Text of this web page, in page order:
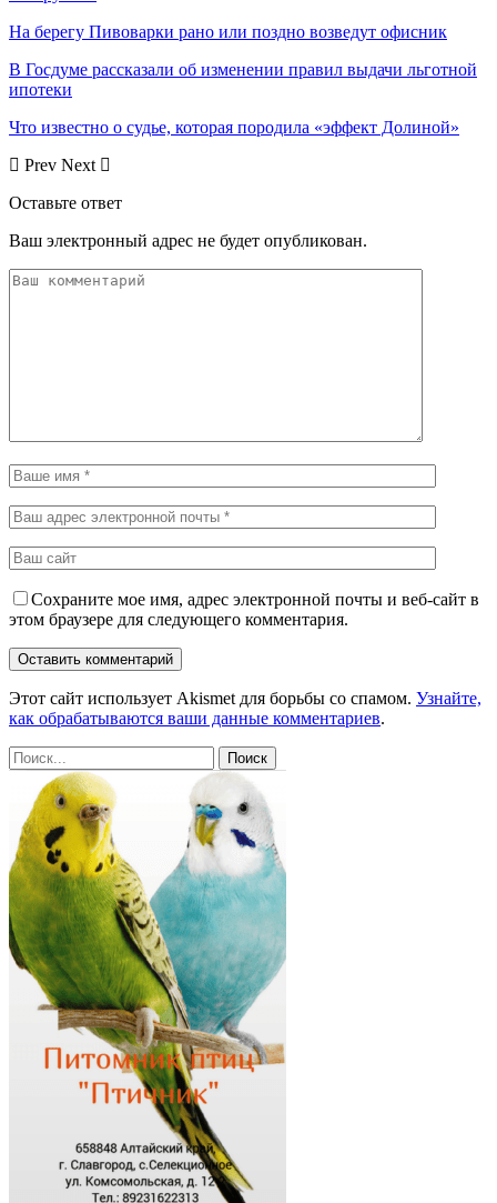
На берегу Пивоварки рано или поздно возведут офисник
В Госдуме рассказали об изменении правил выдачи льготной
ипотеки
Что известно о судье, которая породила «эффект Долиной»
Prev Next
Оставьте ответ
Ваш электронный адрес не будет опубликован.
Сохраните мое имя, адрес электронной почты и веб-сайт в
этом браузере для следующего комментария.
Этот сайт использует Akismet для борьбы со спамом. Узнайте,
как обрабатываются ваши данные комментариев.